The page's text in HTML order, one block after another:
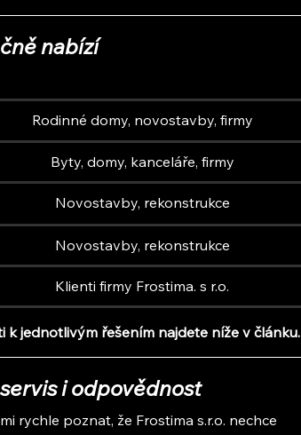
nabízí
Rodinné domy, novostavby, firmy
Byty, domy, kanceláře, firmy
Novostavby, rekonstrukce
Novostavby, rekonstrukce
Klienti firmy Frostima. s r.o.
jednotlivým řešením najdete níže v článku.
i odpovědnost
rychle poznat, že Frostima s.r.o. nechce